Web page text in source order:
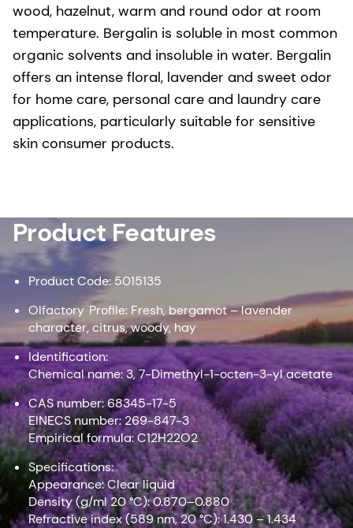
wood, hazelnut, warm and round odor at room
temperature. Bergalin is soluble in most common
organic solvents and insoluble in water. Bergalin
offers an intense floral, lavender and sweet odor
for home care, personal care and laundry care
applications, particularly suitable for sensitive
skin consumer products.
Product Features
Product Code: 5015135
Olfactory Profile: Fresh, bergamot – lavender
character, citrus, woody, hay
Identification:
Chemical name: 3, 7-Dimethyl-1-octen-3-yl acetate
CAS number: 68345-17-5
EINECS number: 269-847-3
Empirical formula: C12H22O2
Specifications:
Appearance: Clear liquid
Density (g/ml 20 °C): 0.870–0.880
Refractive index (589 nm, 20 °C): 1.430 – 1.434